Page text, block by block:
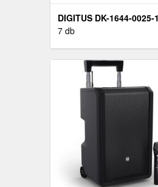
DIGITUS DK-1644-0025-
7 db